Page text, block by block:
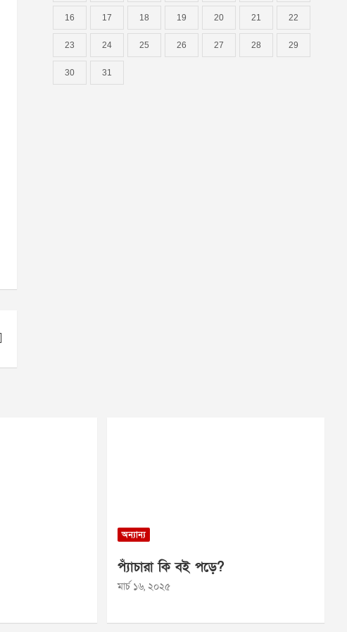
16 17 18 19 20 21 22
23 24 25 26 27 28 29
30 31
অন্যান্য
প্যাঁচারা কি বই পড়ে?
মার্চ ১৬, ২০২৫